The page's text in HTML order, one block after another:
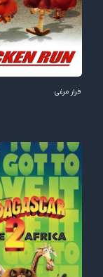
فرار مرغی